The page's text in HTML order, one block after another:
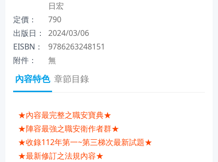
日宏
定價：
790
出版日：
2024/03/06
EISBN：
9786263248151
附件：
無
內容特色 章節目錄
★內容最完整之職安寶典★
★陣容最強之職安衛作者群★
★收錄112年第一~第三梯次最新試題★
★最新修訂之法規內容★